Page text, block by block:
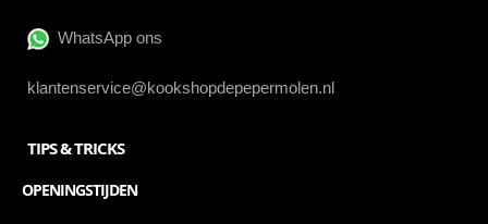
WhatsApp ons
klantenservice@kookshopdepepermolen.nl
TIPS & TRICKS
OPENINGSTIJDEN